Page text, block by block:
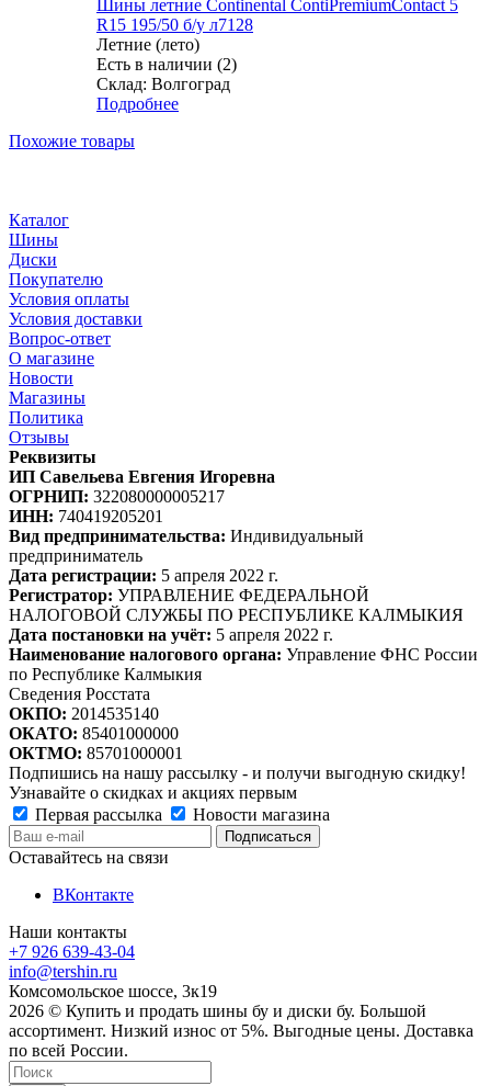
Шины летние Continental ContiPremiumContact 5
R15 195/50 б/у л7128
Летние (лето)
Есть в наличии (2)
Склад: Волгоград
Подробнее
Похожие товары
Каталог
Шины
Диски
Покупателю
Условия оплаты
Условия доставки
Вопрос-ответ
О магазине
Новости
Магазины
Политика
Отзывы
Реквизиты
ИП Савельева Евгения Игоревна
ОГРНИП: 322080000005217
ИНН: 740419205201
Вид предпринимательства: Индивидуальный
предприниматель
Дата регистрации: 5 апреля 2022 г.
Регистратор: УПРАВЛЕНИЕ ФЕДЕРАЛЬНОЙ
НАЛОГОВОЙ СЛУЖБЫ ПО РЕСПУБЛИКЕ КАЛМЫКИЯ
Дата постановки на учёт: 5 апреля 2022 г.
Наименование налогового органа: Управление ФНС России
по Республике Калмыкия
Сведения Росстата
ОКПО: 2014535140
ОКАТО: 85401000000
ОКТМО: 85701000001
Подпишись на нашу рассылку - и получи выгодную скидку!
Узнавайте о скидках и акциях первым
Первая рассылка
Новости магазина
Оставайтесь на связи
ВКонтакте
Наши контакты
+7 926 639-43-04
info@tershin.ru
Комсомольское шоссе, 3к19
2026 © Купить и продать шины бу и диски бу. Большой
ассортимент. Низкий износ от 5%. Выгодные цены. Доставка
по всей России.